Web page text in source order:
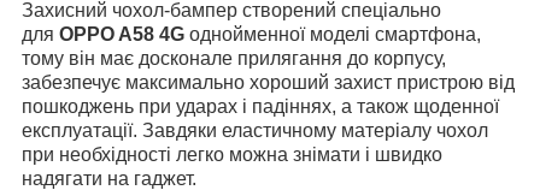
Захисний чохол-бампер створений спеціально
для OPPO A58 4G однойменної моделі смартфона,
тому він має досконале прилягання до корпусу,
забезпечує максимально хороший захист пристрою від
пошкоджень при ударах і падіннях, а також щоденної
експлуатації. Завдяки еластичному матеріалу чохол
при необхідності легко можна знімати і швидко
надягати на гаджет.